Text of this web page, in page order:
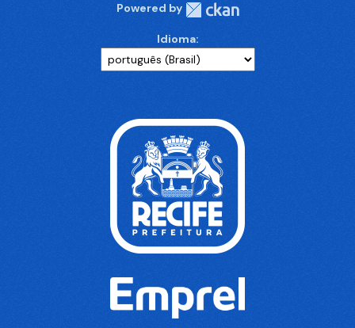
Powered by
Idioma